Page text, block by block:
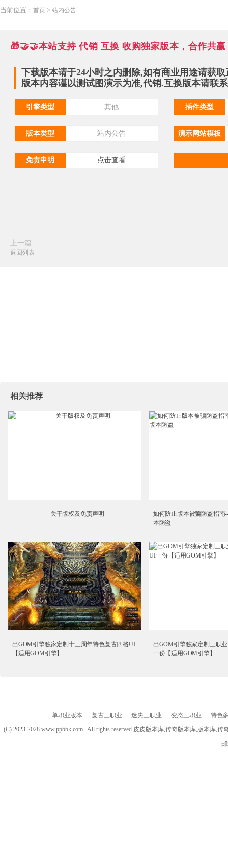
当前位置： 首页 > 站内公告
🎁🤝🤝本站支持 代销 互换 收购独家版本，合作共
下载版本请于24小时之内删除,如有商业用途请获
版本内容谨以测试图演示为准,代销.互换版本请联
引擎类型 其他 插件类型
版本类型 站内公告 演示网站模板
免责申明 点击查看
上一篇
返回列表
相关推荐
===========关于版权及免责声明=========
==
如何防止版本被骗防盗指南
本防盗
出GOM引擎独家定制十三周年特色复古四格UI
【适用GOM引擎】
出GOM引擎独家定制三职
一份【适用GOM引擎】
单职业版本 复古三职业 迷失三职业 变态三职业
特色
(C) 2023-2028 www.ppbbk.com . All rights reserved 皮皮版本库,传奇版本库,版本